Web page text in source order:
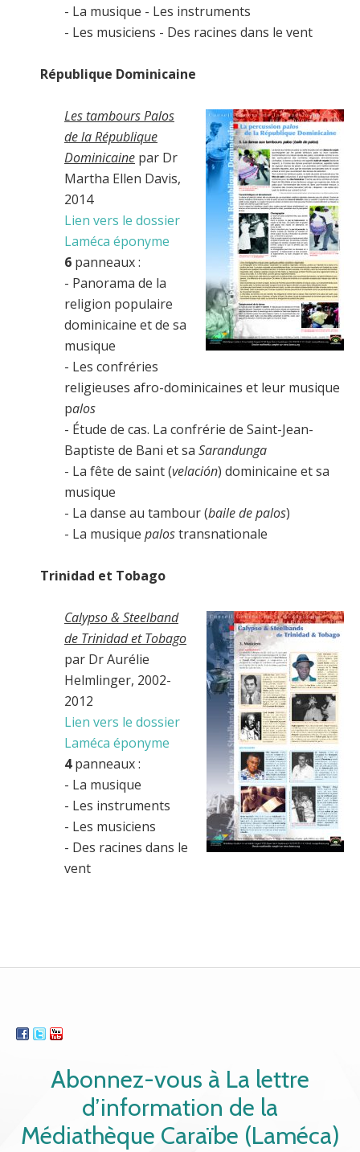
- La musique - Les instruments
- Les musiciens - Des racines dans le vent
République Dominicaine
Les tambours Palos
de la République
Dominicaine par Dr
Martha Ellen Davis,
2014
Lien vers le dossier
Laméca éponyme
6 panneaux :
- Panorama de la
religion populaire
dominicaine et de sa
musique
- Les confréries
religieuses afro-dominicaines et leur musique
palos
- Étude de cas. La confrérie de Saint-Jean-
Baptiste de Bani et sa Sarandunga
- La fête de saint (velación) dominicaine et sa
musique
- La danse au tambour (baile de palos)
- La musique palostransnationale
Trinidad et Tobago
Calypso & Steelband
de Trinidad et Tobago
par Dr Aurélie
Helmlinger, 2002-
2012
Lien vers le dossier
Laméca éponyme
4panneaux :
- La musique
- Les instruments
- Les musiciens
- Des racines dans le
vent
Abonnez-vous à La lettre
d’information de la
Médiathèque Caraïbe (Laméca)